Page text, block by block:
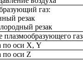
газ:
резак
резак
плазмообразующего
по оси Х, Y
по оси Z